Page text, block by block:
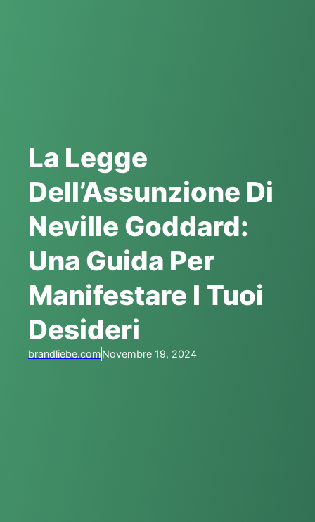
La Legge
Dell’Assunzione Di
Neville Goddard:
Una Guida Per
Manifestare I Tuoi
Desideri
brandliebe.comNovembre 19, 2024